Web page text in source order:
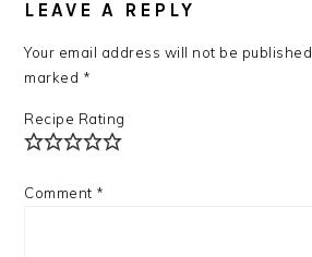
INTERACTIONS
LEAVE A REPLY
Your email address will not be published.
marked *
Recipe Rating
Comment *